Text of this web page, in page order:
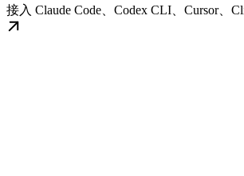
接入 Claude Code、Codex CLI、Cursor、